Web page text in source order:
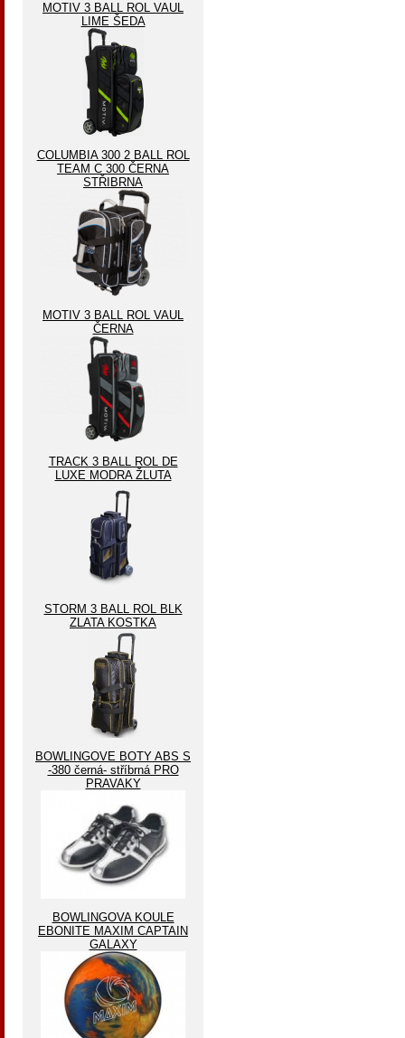
MOTIV 3 BALL ROL VAUL
LIME ŠEDA
COLUMBIA 300 2 BALL ROL
TEAM C 300 ČERNA
STŘIBRNA
MOTIV 3 BALL ROL VAUL
ČERNA
TRACK 3 BALL ROL DE
LUXE MODRA ŽLUTA
STORM 3 BALL ROL BLK
ZLATA KOSTKA
BOWLINGOVE BOTY ABS S
-380 černá- stříbrná PRO
PRAVAKY
BOWLINGOVA KOULE
EBONITE MAXIM CAPTAIN
GALAXY